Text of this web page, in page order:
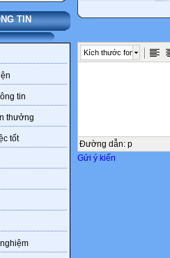
TIN
tin
thưởng
tốt
Kích thước font
Đường dẫn: p
Gửi ý kiến